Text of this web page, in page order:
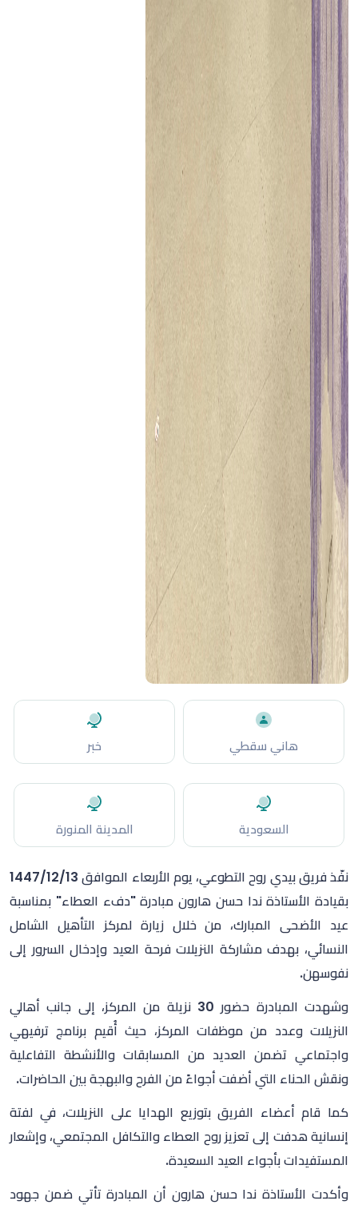
هاني سقطي خبر
السعودية المدينة المنورة
نفّذ فريق بيدي روح التطوعي، يوم الأربعاء الموافق 1447/12/13
بقيادة الأستاذة ندا حسن هارون مبادرة "دفء العطاء" بمناسبة
عيد الأضحى المبارك، من خلال زيارة لمركز التأهيل الشامل
النسائي، بهدف مشاركة النزيلات فرحة العيد وإدخال السرور إلى
نفوسهن.
وشهدت المبادرة حضور 30 نزيلة من المركز، إلى جانب أهالي
النزيلات وعدد من موظفات المركز، حيث أُقيم برنامج ترفيهي
واجتماعي تضمن العديد من المسابقات والأنشطة التفاعلية
ونقش الحناء التي أضفت أجواءً من الفرح والبهجة بين الحاضرات.
كما قام أعضاء الفريق بتوزيع الهدايا على النزيلات، في لفتة
إنسانية هدفت إلى تعزيز روح العطاء والتكافل المجتمعي، وإشعار
المستفيدات بأجواء العيد السعيدة.
وأكدت الأستاذة ندا حسن هارون أن المبادرة تأتي ضمن جهود